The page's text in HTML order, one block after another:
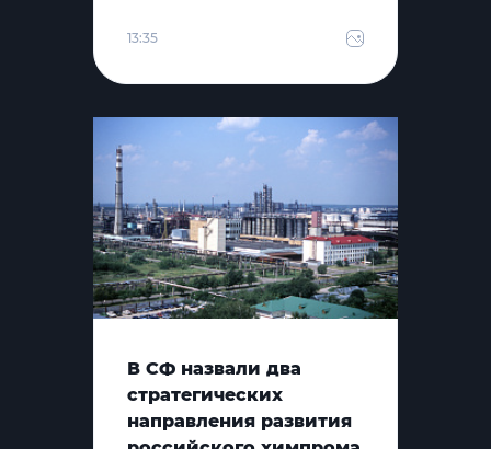
13:35
В СФ назвали два
стратегических
направления развития